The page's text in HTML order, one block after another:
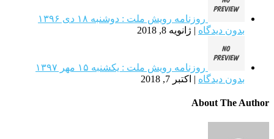
روزنامه رویش ملت : دوشنبه ۱۸ دی ۱۳۹۶
بدون دیدگاه | ژانویه 8, 2018
روزنامه رویش ملت : یکشنبه‌ ۱۵ مهر ۱۳۹۷
بدون دیدگاه | اکتبر 7, 2018
About The Author